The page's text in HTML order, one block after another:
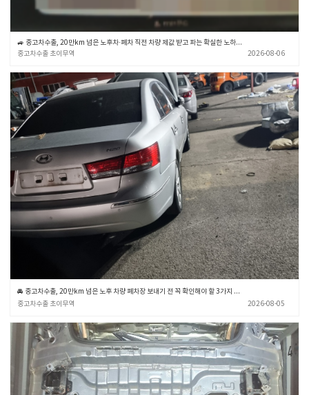
🚙 중고차수출, 20만km 넘은 노후차·폐차 직전 차량 제값 받고 파는 확실한 노하우 💡 (중고차수출 초이무역)
중고차수출 초이무역
2026-08-06
🚘 중고차수출, 20만km 넘은 노후 차량 폐차장 보내기 전 꼭 확인해야 할 3가지 💡 (중고차수출 초이무역)
중고차수출 초이무역
2026-08-05